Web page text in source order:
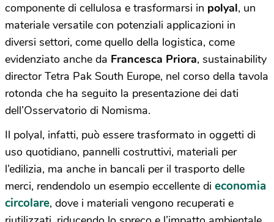
componente di cellulosa e trasformarsi in polyal, un
materiale versatile con potenziali applicazioni in
diversi settori, come quello della logistica, come
evidenziato anche da Francesca Priora, sustainability
director Tetra Pak South Europe, nel corso della tavola
rotonda che ha seguito la presentazione dei dati
dell’Osservatorio di Nomisma.
Il polyal, infatti, può essere trasformato in oggetti di
uso quotidiano, pannelli costruttivi, materiali per
l’edilizia, ma anche in bancali per il trasporto delle
merci, rendendolo un esempio eccellente di economia
circolare, dove i materiali vengono recuperati e